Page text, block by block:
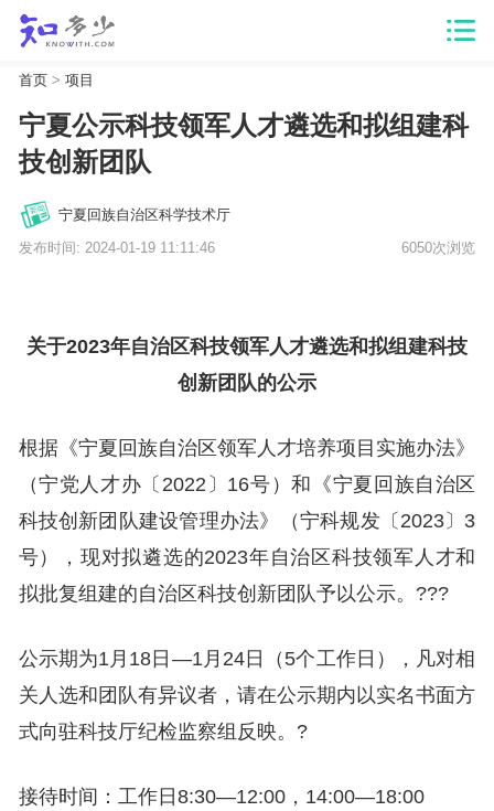
首页> 项目
宁夏公示科技领军人才遴选和拟组建科
技创新团队
宁夏回族自治区科学技术厅
发布时间: 2024-01-19 11:11:46 6050次浏览
关于2023年自治区科技领军人才遴选和拟组建科技
创新团队的公示
根据《宁夏回族自治区领军人才培养项目实施办法》
（宁党人才办〔2022〕16号）和《宁夏回族自治区
科技创新团队建设管理办法》（宁科规发〔2023〕3
号），现对拟遴选的2023年自治区科技领军人才和
拟批复组建的自治区科技创新团队予以公示。???
公示期为1月18日—1月24日（5个工作日），凡对相
关人选和团队有异议者，请在公示期内以实名书面方
式向驻科技厅纪检监察组反映。?
接待时间：工作日8:30—12:00，14:00—18:00